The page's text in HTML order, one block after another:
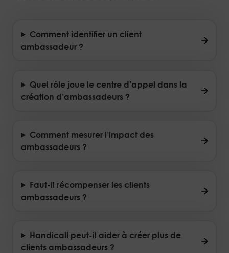
Comment identifier un client
ambassadeur ?
Quel rôle joue le centre d’appel dans la
création d’ambassadeurs ?
Comment mesurer l’impact des
ambassadeurs ?
Faut-il récompenser les clients
ambassadeurs ?
Handicall peut-il aider à créer plus de
clients ambassadeurs ?